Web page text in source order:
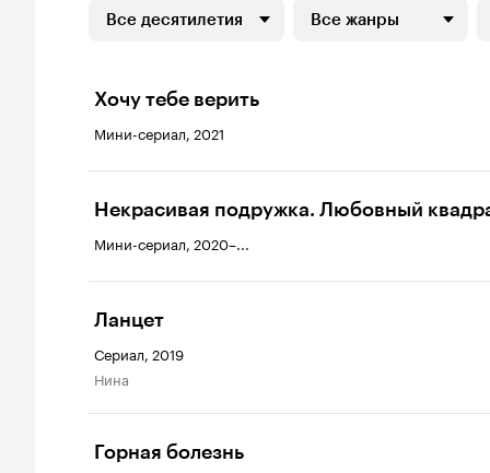
Все десятилетия Все жанры
Хочу тебе верить
Мини-сериал, 2021
Некрасивая подружка. Любовный
Мини-сериал, 2020–...
Ланцет
Сериал, 2019
Нина
Горная болезнь